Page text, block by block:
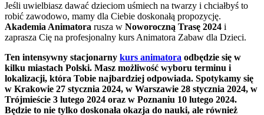
Jeśli uwielbiasz dawać dzieciom uśmiech na twarzy i chciałbyś to
robić zawodowo, mamy dla Ciebie doskonałą propozycję.
Akademia Animatora rusza w Noworoczną Trasę 2024 i
zaprasza Cię na profesjonalny kurs Animatora Zabaw dla Dzieci.
Ten intensywny stacjonarny kurs animatora odbędzie się w
kilku miastach Polski. Masz możliwość wyboru terminu i
lokalizacji, która Tobie najbardziej odpowiada. Spotykamy się
w Krakowie 27 stycznia 2024, w Warszawie 28 stycznia 2024, w
Trójmieście 3 lutego 2024 oraz w Poznaniu 10 lutego 2024.
Będzie to nie tylko doskonała okazja do nauki, ale również